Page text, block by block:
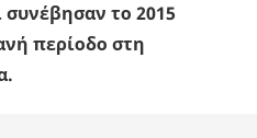
το 2015
περίοδο στη